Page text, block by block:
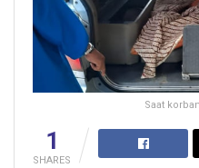
Saat
1
SHARES